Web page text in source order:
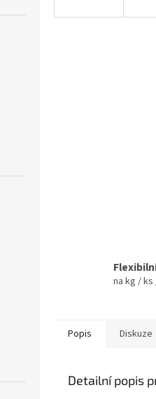
na kg /
Popis Diskuze
Detailní popis